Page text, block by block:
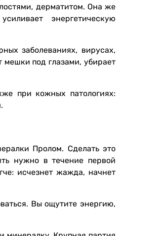
дерматитом. Она же
энергетическую
заболеваниях, вирусах,
мешки под глазами, убирает
при кожных патологиях:
Пролом. Сделать это
нужно в течение первой
исчезнет жажда, начнет
Вы ощутите энергию,